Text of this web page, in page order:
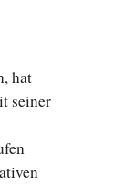
hat
seiner